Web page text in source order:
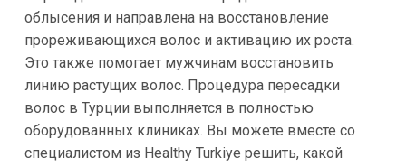
облысения и направлена на восстановление
прореживающихся волос и активацию их роста.
Это также помогает мужчинам восстановить
линию растущих волос. Процедура пересадки
волос в Турции выполняется в полностью
оборудованных клиниках. Вы можете вместе со
специалистом из Healthy Turkiye решить, какой